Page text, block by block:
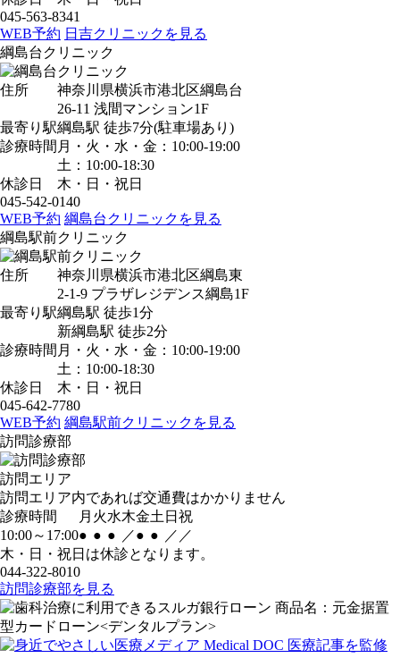
045-563-8341
WEB予約 日吉クリニックを見る
綱島台クリニック
住所
神奈川県横浜市港北区綱島台
26-11 浅間マンション1F
最寄り駅綱島駅 徒歩7分(駐車場あり)
診療時間 月・火・水・金：10:00-19:00
土：10:00-18:30
休診日
木・日・祝日
045-542-0140
WEB予約 綱島台クリニックを見る
綱島駅前クリニック
住所
神奈川県横浜市港北区綱島東
2-1-9 プラザレジデンス綱島1F
最寄り駅綱島駅 徒歩1分
新綱島駅 徒歩2分
診療時間 月・火・水・金：10:00-19:00
土：10:00-18:30
休診日
木・日・祝日
045-642-7780
WEB予約 綱島駅前クリニックを見る
訪問診療部
訪問エリア
訪問エリア内であれば交通費はかかりません
診療時間
月 火水木金土 日 祝
10:00～17:00● ● ● ／● ● ／ ／
木・日・祝日は休診となります。
044-322-8010
訪問診療部を見る